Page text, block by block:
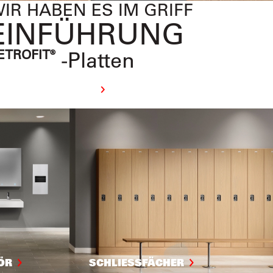
ASI GRUPPE WEITER
erkunden